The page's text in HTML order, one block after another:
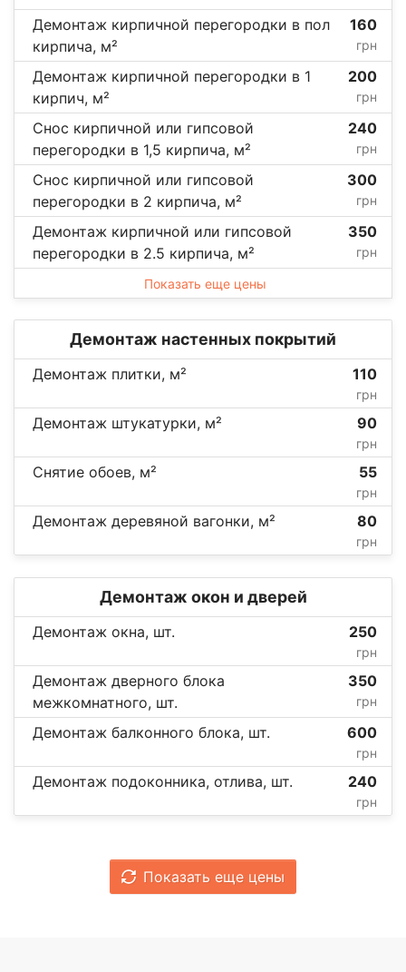
Демонтаж кирпичной перегородки в пол
кирпича, м²
160
грн
Демонтаж кирпичной перегородки в 1
кирпич, м²
200
грн
Снос кирпичной или гипсовой
перегородки в 1,5 кирпича, м²
240
грн
Снос кирпичной или гипсовой
перегородки в 2 кирпича, м²
300
грн
Демонтаж кирпичной или гипсовой
перегородки в 2.5 кирпича, м²
350
грн
Показать еще цены
Демонтаж настенных покрытий
Демонтаж плитки, м² 110
грн
Демонтаж штукатурки, м² 90
грн
Снятие обоев, м² 55
грн
Демонтаж деревяной вагонки, м² 80
грн
Демонтаж окон и дверей
Демонтаж окна, шт. 250
грн
Демонтаж дверного блока
межкомнатного, шт.
350
грн
Демонтаж балконного блока, шт. 600
грн
Демонтаж подоконника, отлива, шт. 240
грн
Показать еще цены